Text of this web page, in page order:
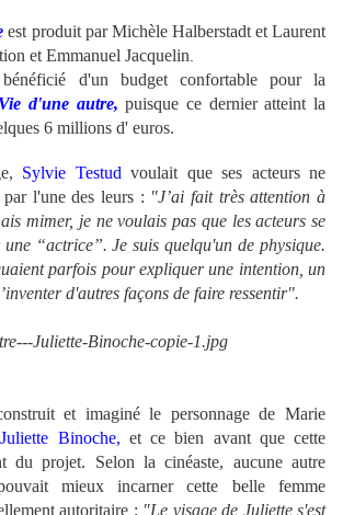
est produit par Michèle Halberstadt et Laurent
et Emmanuel Jacquelin
d'un budget confortable pour la
d'une autre, puisque ce dernier atteint la
6 millions d' euros.
Sylvie Testud voulait que ses acteurs ne
l'une des leurs : "J’ai fait très attention à
mimer, je ne voulais pas que les acteurs se
“actrice”. Je suis quelqu'un de physique.
parfois pour expliquer une intention, un
d'autres façons de faire ressentir".
et imaginé le personnage de Marie
Juliette Binoche, et ce bien avant que cette
du projet. Selon la cinéaste, aucune autre
mieux incarner cette belle femme
autoritaire : "Le visage de Juliette s'est